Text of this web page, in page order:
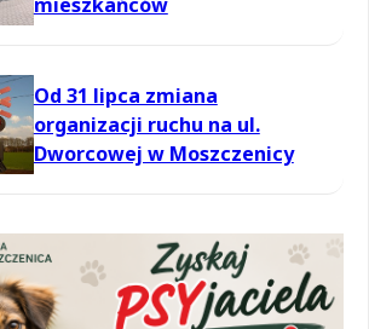
Od 31 lipca zmiana
organizacji ruchu na ul.
Dworcowej w Moszczenicy